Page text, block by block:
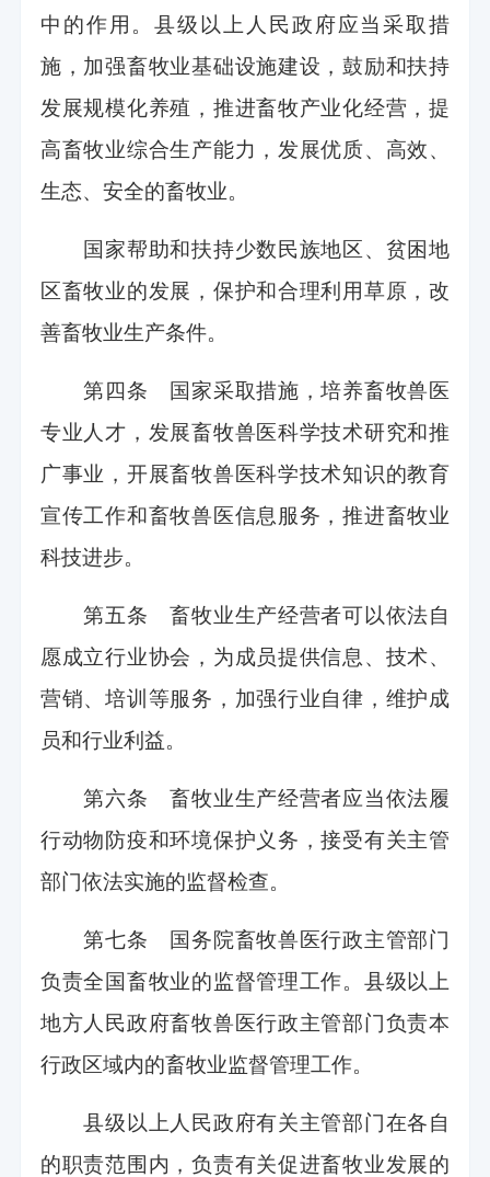
中的作用。县级以上人民政府应当采取措
施，加强畜牧业基础设施建设，鼓励和扶持
发展规模化养殖，推进畜牧产业化经营，提
高畜牧业综合生产能力，发展优质、高效、
生态、安全的畜牧业。
国家帮助和扶持少数民族地区、贫困地
区畜牧业的发展，保护和合理利用草原，改
善畜牧业生产条件。
第四条 国家采取措施，培养畜牧兽医
专业人才，发展畜牧兽医科学技术研究和推
广事业，开展畜牧兽医科学技术知识的教育
宣传工作和畜牧兽医信息服务，推进畜牧业
科技进步。
第五条 畜牧业生产经营者可以依法自
愿成立行业协会，为成员提供信息、技术、
营销、培训等服务，加强行业自律，维护成
员和行业利益。
第六条 畜牧业生产经营者应当依法履
行动物防疫和环境保护义务，接受有关主管
部门依法实施的监督检查。
第七条 国务院畜牧兽医行政主管部门
负责全国畜牧业的监督管理工作。县级以上
地方人民政府畜牧兽医行政主管部门负责本
行政区域内的畜牧业监督管理工作。
县级以上人民政府有关主管部门在各自
的职责范围内，负责有关促进畜牧业发展的